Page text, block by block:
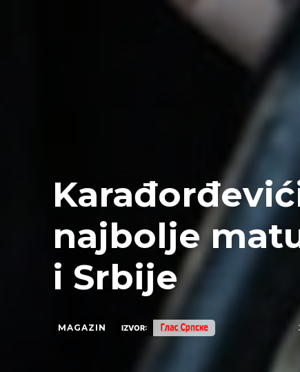
najbolje
i Srbije
MAGAZIN IZVOR: